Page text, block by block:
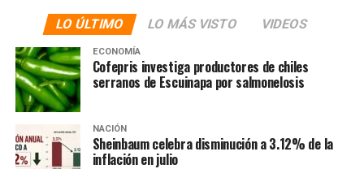
pic.twitter.com/IOl5WRLZ4Q
— Vive Latino (@vivelatino)March 13, 2020
Ante el anuncio, los internautas comenzaron a solicitar
que se cancele en su totalidad el evento pues algunos
asistentes esperaban presenciar a grupos y cantantes
que no llegarán. Algunos más han cuestionado si el
LO ÚLTIMO LO MÁS VISTO VIDEOS
ECONOMÍA
Cofepris investiga productores de chiles
serranos de Escuinapa por salmonelosis
NACIÓN
Sheinbaum celebra disminución a 3.12% de la
inflación en julio